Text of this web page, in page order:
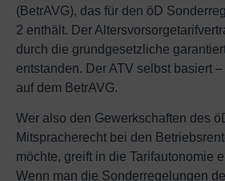
(BetrAVG), das für den öD
2 enthält. Der
durch die grundgesetzliche
entstanden. Der ATV selbst basiert
auf dem BetrAVG.
Wer also den Gewerkschaften des
Mitspracherecht bei den
möchte, greift in die Tarifautonomie
Wenn man die Sonderregelungen